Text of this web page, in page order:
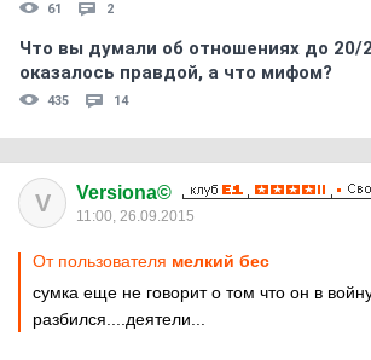
61 2
Что вы думали об отношениях до 20/
оказалось правдой, а что мифом?
435 14
V Versiona©
11:00, 26.09.2015
От пользователя мелкий бес
сумка еще не говорит о том что он в
разбился....деятели...